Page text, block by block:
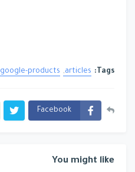
Tags:
articles
google-products
Facebook
You might like